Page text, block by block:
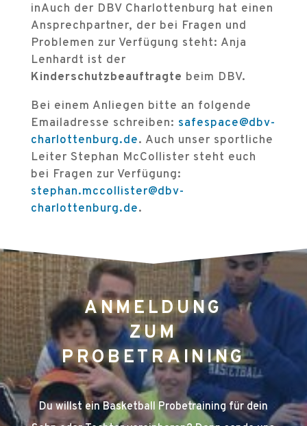
inAuch der DBV Charlottenburg hat einen
Ansprechpartner, der bei Fragen und
Problemen zur Verfügung steht: Anja
Lenhardt ist der
Kinderschutzbeauftragte beim DBV.
Bei einem Anliegen bitte an folgende
Emailadresse schreiben: safespace@dbv-
charlottenburg.de. Auch unser sportliche
Leiter Stephan McCollister steht euch
bei Fragen zur Verfügung:
stephan.mccollister@dbv-
charlottenburg.de.
ANMELDUNG
ZUM
PROBETRAINING
Du willst ein Basketball Probetraining für dein